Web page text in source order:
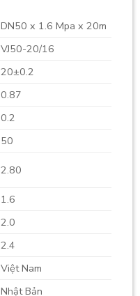
DN50 x 1.6 Mpa x 20m
VJ50-20/16
20±0.2
0.87
0.2
50
2.80
1.6
2.0
2.4
Việt Nam
Nhật Bản